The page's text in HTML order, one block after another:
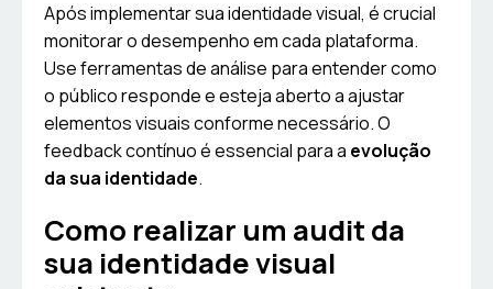
Após implementar sua identidade visual, é crucial
monitorar o desempenho em cada plataforma.
Use ferramentas de análise para entender como
o público responde e esteja aberto a ajustar
elementos visuais conforme necessário. O
feedback contínuo é essencial para a evolução
da sua identidade.
Como realizar um audit da
sua identidade visual